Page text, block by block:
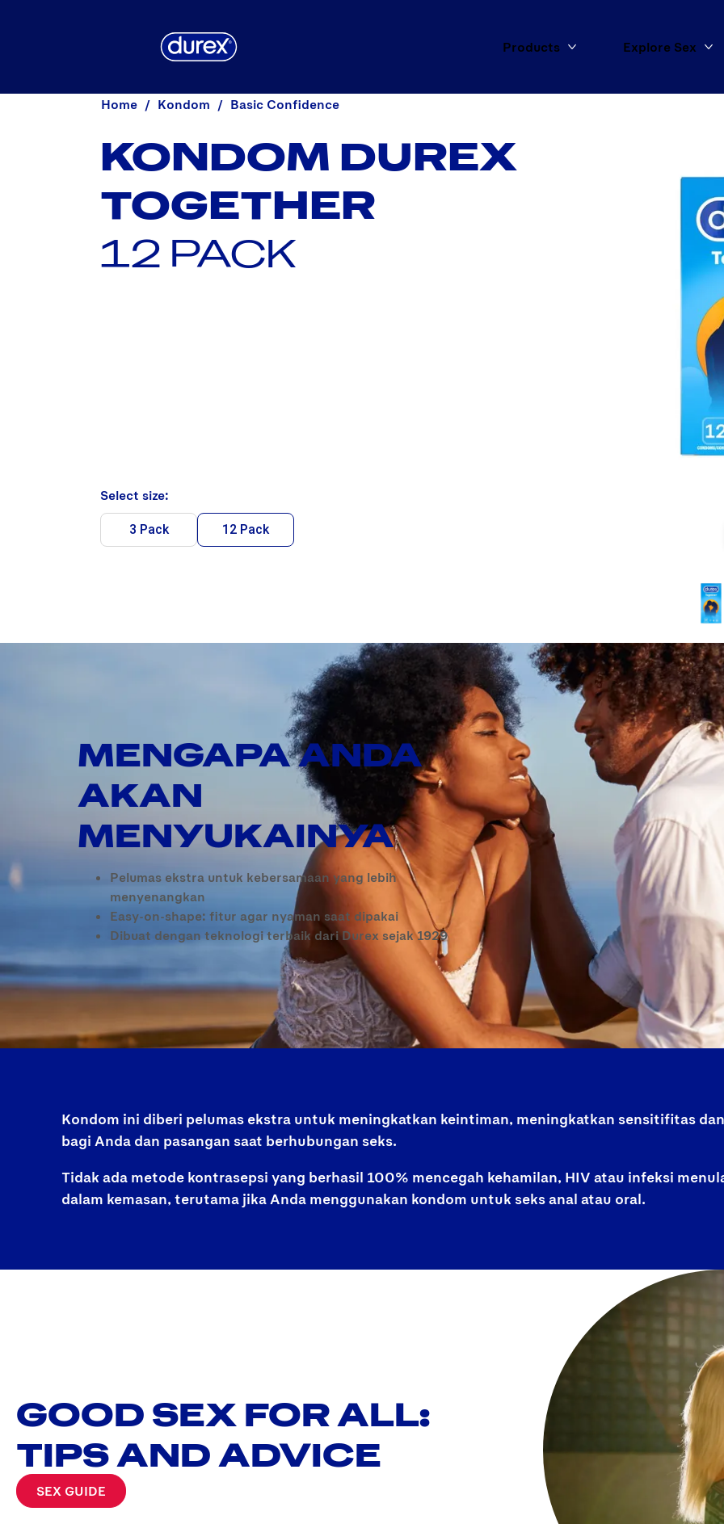
Products More Products
Explore Sex
Home Kondom Basic Confidence
KONDOM DUREX
TOGETHER
12 PACK
Select size:
3 Pack 12 Pack
MENGAPA ANDA
AKAN
MENYUKAINYA
Pelumas ekstra untuk kebersamaan yang lebih
menyenangkan
Easy-on-shape: fitur agar nyaman saat dipakai
Dibuat dengan teknologi terbaik dari Durex sejak 1929
Kondom ini diberi pelumas ekstra untuk meningkatkan keintiman, meningkatkan sensitifitas
bagi Anda dan pasangan saat berhubungan seks.
Tidak ada metode kontrasepsi yang berhasil 100% mencegah kehamilan, HIV atau infeksi
dalam kemasan, terutama jika Anda menggunakan kondom untuk seks anal atau oral.
GOOD SEX FOR ALL:
TIPS AND ADVICE
SEX GUIDE